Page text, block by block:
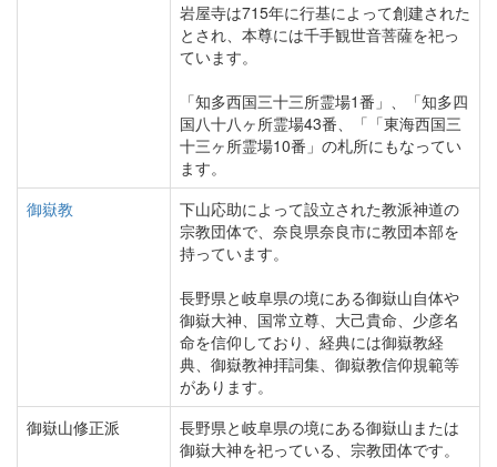
岩屋寺は715年に行基によって創建された
とされ、本尊には千手観世音菩薩を祀っ
ています。
「知多西国三十三所霊場1番」、「知多四
国八十八ヶ所霊場43番、「「東海西国三
十三ヶ所霊場10番」の札所にもなってい
ます。
御嶽教
下山応助によって設立された教派神道の
宗教団体で、奈良県奈良市に教団本部を
持っています。
長野県と岐阜県の境にある御嶽山自体や
御嶽大神、国常立尊、大己貴命、少彦名
命を信仰しており、経典には御嶽教経
典、御嶽教神拝詞集、御嶽教信仰規範等
があります。
御嶽山修正派
長野県と岐阜県の境にある御嶽山または
御嶽大神を祀っている、宗教団体です。